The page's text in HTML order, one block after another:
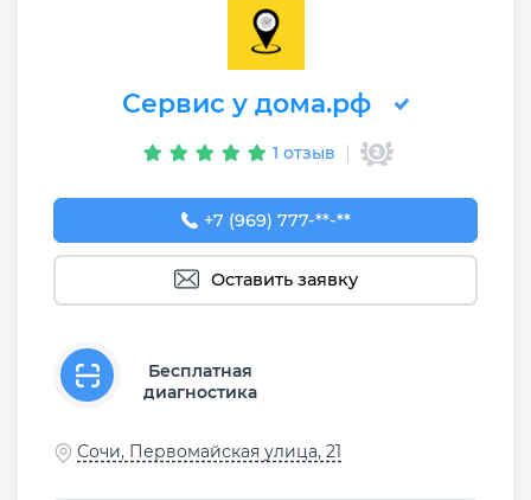
Сервис у дома.рф
1 отзыв
+7 (969) 777-50-55
+7 (969) 777-**-**
Оставить заявку
Бесплатная
диагностика
Сочи, Первомайская улица, 21